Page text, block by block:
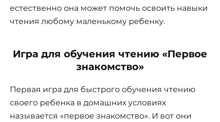
естественно она может помочь освоить навыки
чтения любому маленькому ребенку.
Игра для обучения чтению «Первое
знакомство»
Первая игра для быстрого обучения чтению
своего ребенка в домашних условиях
называется «первое знакомство». И вот они